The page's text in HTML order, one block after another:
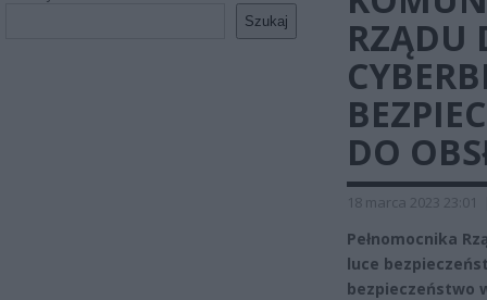
Szukaj
RZĄDU
DO
18 marca 2023 23:01
Pełnomocnika
luce
bezpieczeństwo